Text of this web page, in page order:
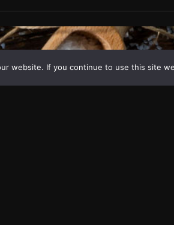
website. If you continue to use this site